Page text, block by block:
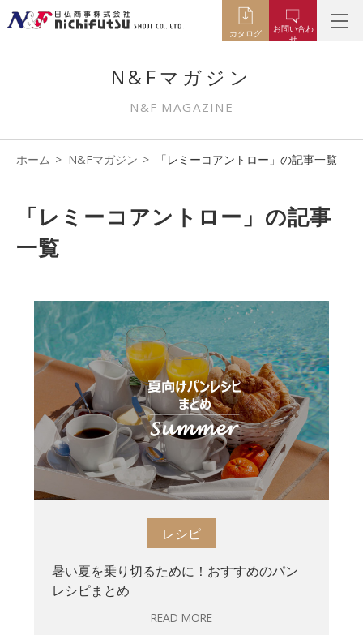
カタログ
お問い合わ
せ
N&Fマガジン
N&F MAGAZINE
ホーム N&Fマガジン 「レミーコアントロー」の記事一覧
「レミーコアントロー」の記事
一覧
レシピ
暑い夏を乗り切るために！おすすめのパン
レシピまとめ
READ MORE